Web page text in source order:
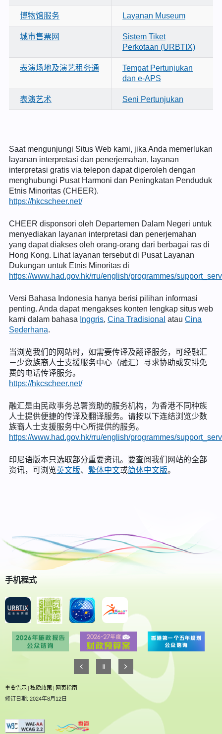
博物馆服务 Layanan Museum
城市售票网
Sistem Tiket
Perkotaan (URBTIX)
表演场地及演艺租务通
Tempat Pertunjukan
dan e-APS
表演艺术 Seni Pertunjukan
Saat mengunjungi Situs Web kami, jika Anda memerlukan
layanan interpretasi dan penerjemahan, layanan
interpretasi gratis via telepon dapat diperoleh dengan
menghubungi Pusat Harmoni dan Peningkatan Penduduk
Etnis Minoritas (CHEER).
https://hkcscheer.net/
CHEER disponsori oleh Departemen Dalam Negeri untuk
menyediakan layanan interpretasi dan penerjemahan
yang dapat diakses oleh orang-orang dari berbagai ras di
Hong Kong. Lihat layanan tersebut di Pusat Layanan
Dukungan untuk Etnis Minoritas di
https://www.had.gov.hk/rru/english/programmes/
Versi Bahasa Indonesia hanya berisi pilihan informasi
penting. Anda dapat mengakses konten lengkap situs web
kami dalam bahasa Inggris, Cina Tradisional atau Cina
Sederhana.
当浏览我们的网站时，如需要传译及翻译服务，可经融汇
－少数族裔人士支援服务中心（融汇）寻求协助或安排免
费的电话传译服务。
https://hkcscheer.net/
融汇是由民政事务总署资助的服务机构，为香港不同种族
人士提供便捷的传译及翻译服务。请按以下连结浏览少数
族裔人士支援服务中心所提供的服务。
https://www.had.gov.hk/rru/english/programmes/
印尼语版本只选取部分重要资讯。要查阅我们网站的全部
资讯，可浏览英文版、 繁体中文或简体中文版。
手机程式
重要告示 | 私隐政策 | 网页指南
修订日期: 2024年8月12日